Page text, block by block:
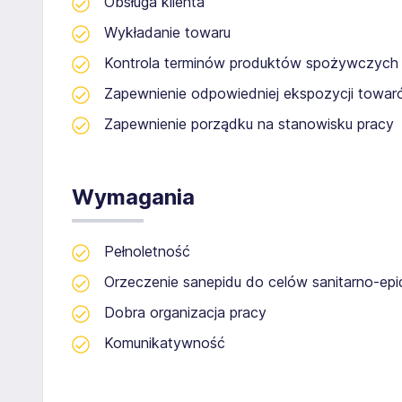
Wykładanie towaru
Kontrola terminów produktów spożywczych
Zapewnienie odpowiedniej ekspozycji
Zapewnienie porządku na stanowisku pracy
Wymagania
Pełnoletność
Orzeczenie sanepidu do celów sanitarno-
Dobra organizacja pracy
Komunikatywność